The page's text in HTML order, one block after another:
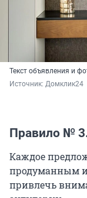
Текст объявления и
Источник: Домклик24
Правило №
Каждое
продуманным
привлечь